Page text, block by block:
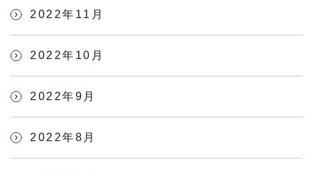
2022年11月
2022年10月
2022年9月
2022年8月